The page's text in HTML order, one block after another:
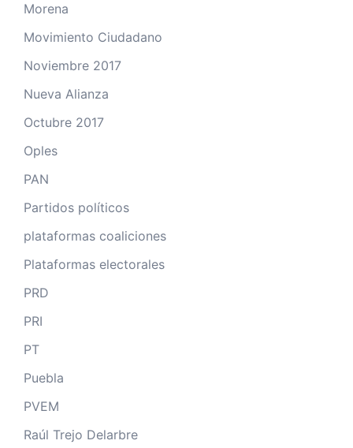
Morena
Movimiento Ciudadano
Noviembre 2017
Nueva Alianza
Octubre 2017
Oples
PAN
Partidos políticos
plataformas coaliciones
Plataformas electorales
PRD
PRI
PT
Puebla
PVEM
Raúl Trejo Delarbre